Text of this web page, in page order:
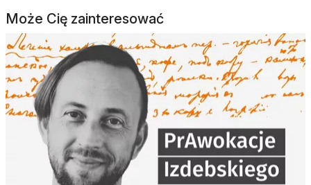
Może Cię zainteresować